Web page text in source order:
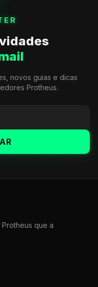
novos guias e dicas
Protheus.
que a